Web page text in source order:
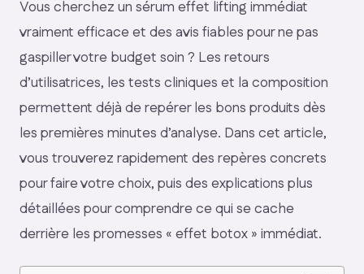
Vous cherchez un sérum effet lifting immédiat
vraiment efficace et des avis fiables pour ne pas
gaspiller votre budget soin ? Les retours
d’utilisatrices, les tests cliniques et la composition
permettent déjà de repérer les bons produits dès
les premières minutes d’analyse. Dans cet article,
vous trouverez rapidement des repères concrets
pour faire votre choix, puis des explications plus
détaillées pour comprendre ce qui se cache
derrière les promesses « effet botox » immédiat.